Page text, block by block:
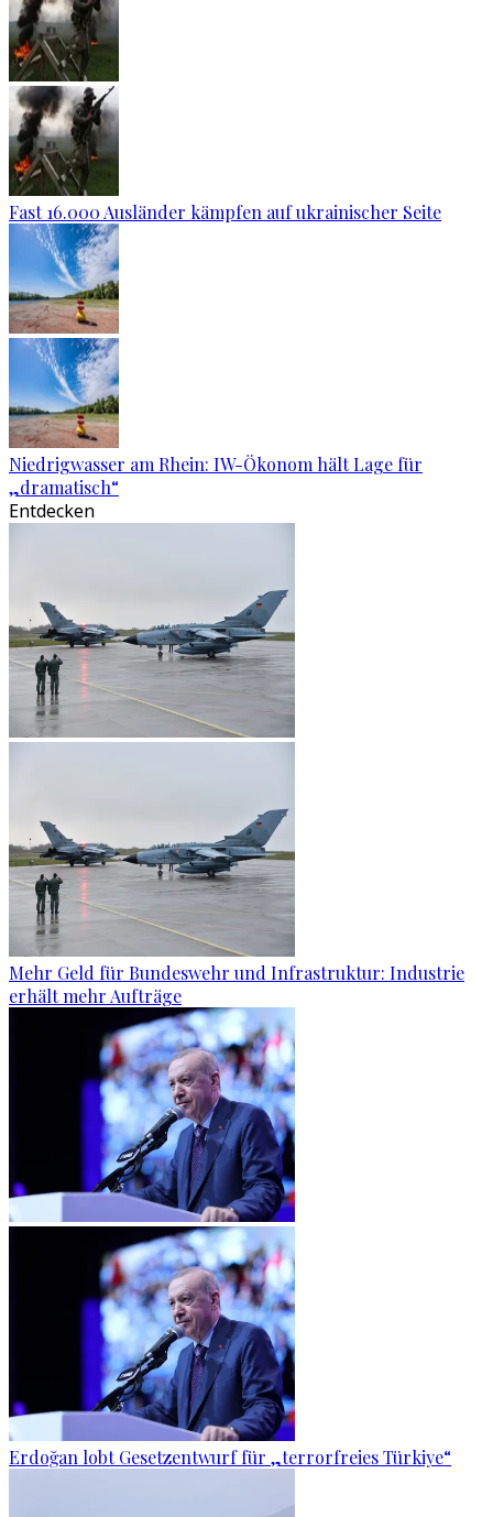
Fast 16.000 Ausländer kämpfen auf ukrainischer Seite
Niedrigwasser am Rhein: IW-Ökonom hält Lage für
„dramatisch“
Entdecken
Mehr Geld für Bundeswehr und Infrastruktur: Industrie
erhält mehr Aufträge
Erdoğan lobt Gesetzentwurf für „terrorfreies Türkiye“